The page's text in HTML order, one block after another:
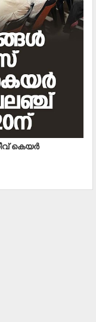
കെയര്‍